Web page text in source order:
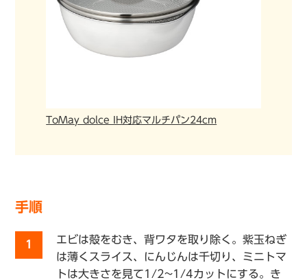
ToMay dolce IH対応マルチパン24cm
手順
1
エビは殻をむき、背ワタを取り除く。紫玉ねぎ
は薄くスライス、にんじんは千切り、ミニトマ
トは大きさを見て1/2~1/4カットにする。き